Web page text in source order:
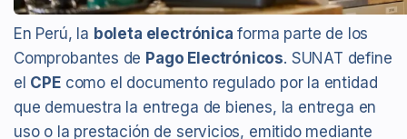
En Perú, la boleta electrónica forma parte de los
Comprobantes de Pago Electrónicos. SUNAT define
el CPEcomo el documento regulado por la entidad
que demuestra la entrega de bienes, la entrega en
uso o la prestación de servicios, emitido mediante